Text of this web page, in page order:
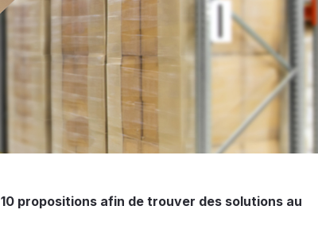
propositions afin de trouver des solutions au